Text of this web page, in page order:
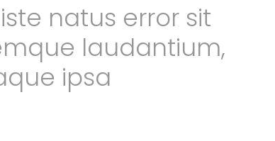
natus error sit
laudantium,
ipsa